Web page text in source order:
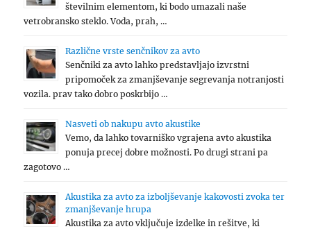
številnim elementom, ki bodo umazali naše
vetrobransko steklo. Voda, prah, …
Različne vrste senčnikov za avto
Senčniki za avto lahko predstavljajo izvrstni
pripomoček za zmanjševanje segrevanja notranjosti
vozila. prav tako dobro poskrbijo …
Nasveti ob nakupu avto akustike
Vemo, da lahko tovarniško vgrajena avto akustika
ponuja precej dobre možnosti. Po drugi strani pa
zagotovo …
Akustika za avto za izboljševanje kakovosti zvoka ter
zmanjševanje hrupa
Akustika za avto vključuje izdelke in rešitve, ki